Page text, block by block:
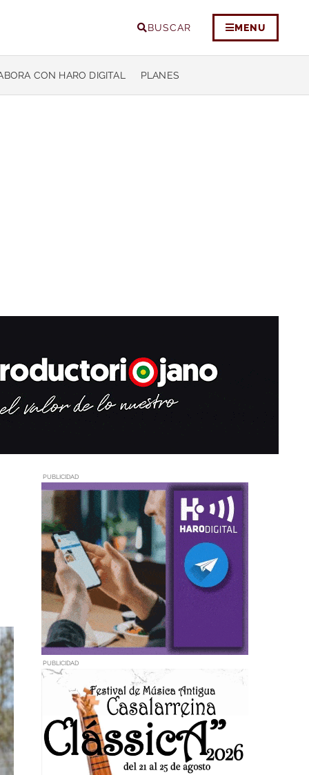
BUSCAR MENU
CON HARO DIGITAL PLANES
PUBLICIDAD
PUBLICIDAD